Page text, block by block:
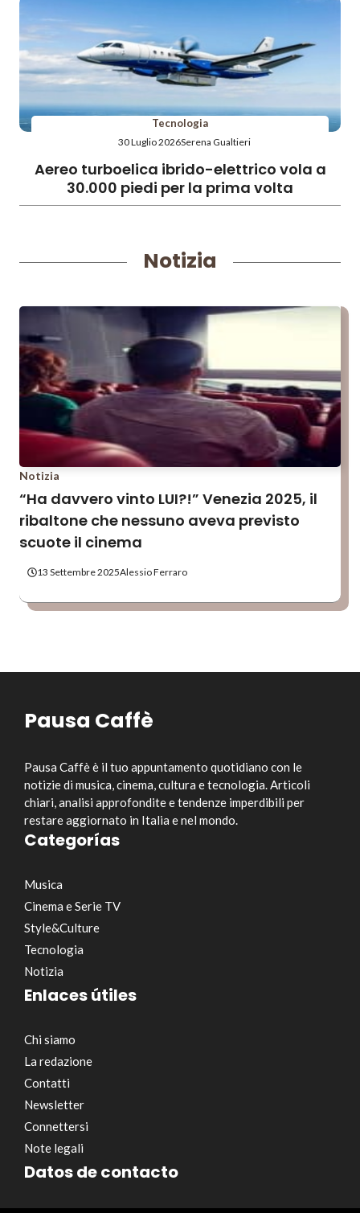
Tecnologia
30 Luglio 2026Serena Gualtieri
Aereo turboelica ibrido-elettrico vola a
30.000 piedi per la prima volta
Notizia
Notizia
“Ha davvero vinto LUI?!” Venezia 2025, il
ribaltone che nessuno aveva previsto
scuote il cinema
13 Settembre 2025Alessio Ferraro
Pausa Caffè
Pausa Caffè è il tuo appuntamento quotidiano con le
notizie di musica, cinema, cultura e tecnologia. Articoli
chiari, analisi approfondite e tendenze imperdibili per
restare aggiornato in Italia e nel mondo.
Categorías
Musica
Cinema e Serie TV
Style&Culture
Tecnologia
Notizia
Enlaces útiles
Chi siamo
La redazione
Contatti
Newsletter
Connettersi
Note legali
Datos de contacto